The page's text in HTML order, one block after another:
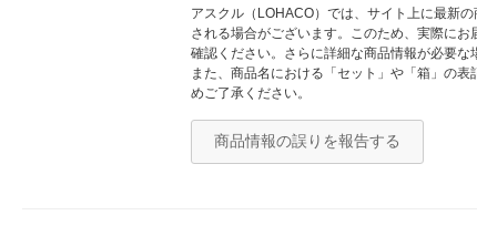
アスクル（LOHACO）では、サイト上に最新
される場合がございます。このため、実際に
確認ください。さらに詳細な商品情報が必要な
また、商品名における「セット」や「箱」の
めご了承ください。
商品情報の誤りを報告する